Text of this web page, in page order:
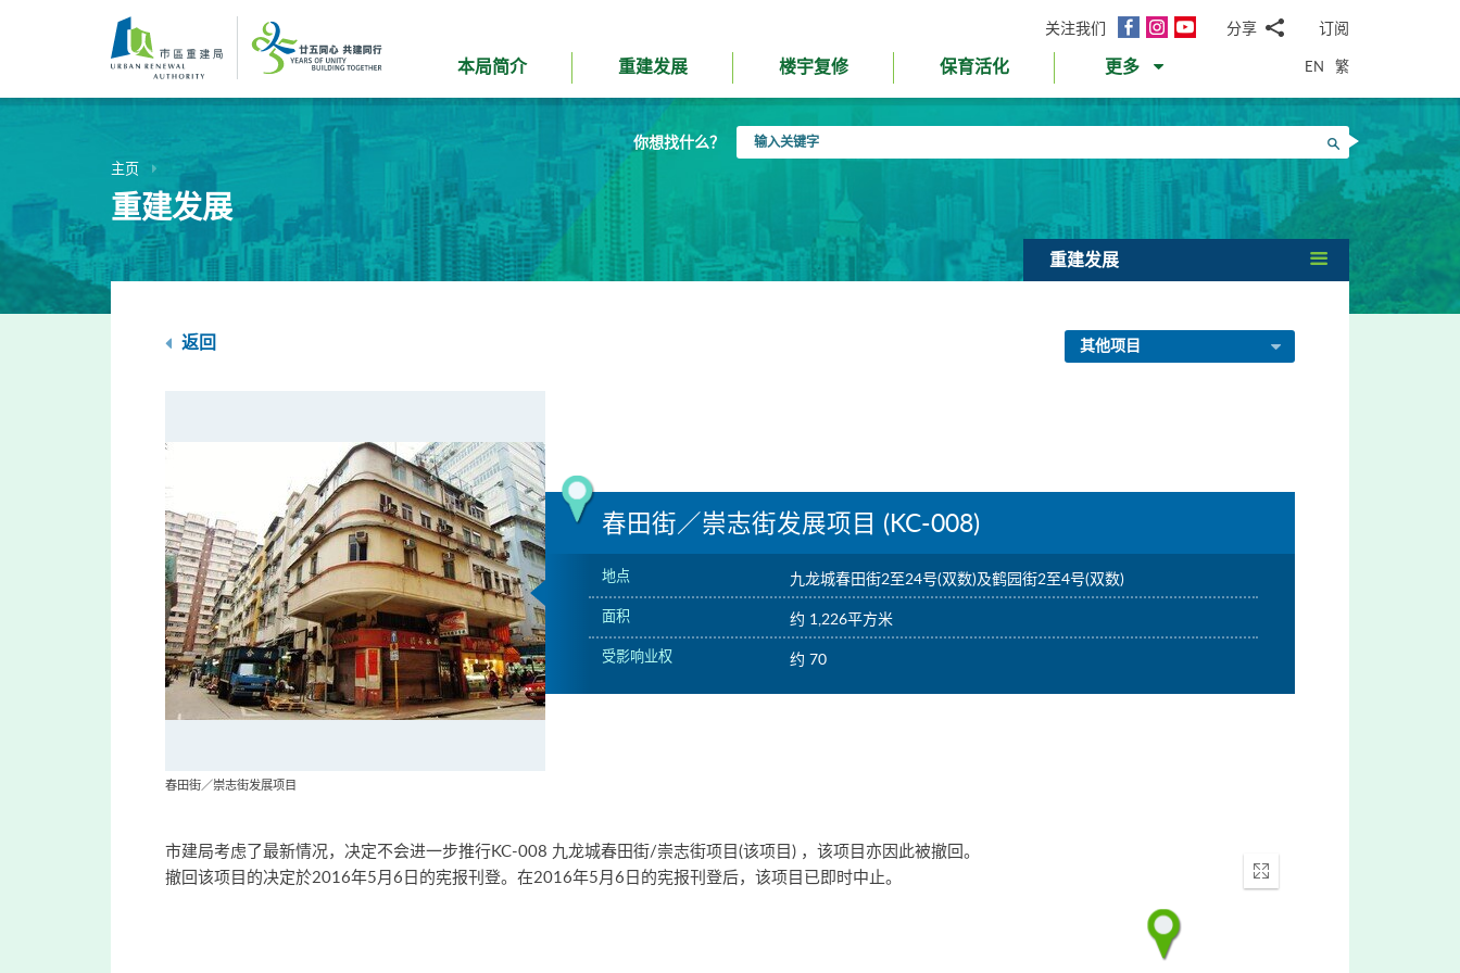
内
关注我们
面
InstagramYouTube分享
邮WhatsApp
微
信
面
书Twitter
LinkedIn
微
订阅
本局简介 重建发展 楼宇复修 保育活化 更多 EN 繁
你想找什么？
入
搜寻
主页
重建发展
重建发展
返回 其他项目
春田街／崇志街发展项目 (KC-008)
地点 九龙城春田街2至24号(双数)及鹤园街2至4号(双数)
面积 约 1,226平方米
受影响业权 约 70
春田街／崇志街发展项目
市建局考虑了最新情况，决定不会进一步推行KC-008 九龙城春田街/崇志街项目(该项目) ，该项目亦因此被撤回。
撤回该项目的决定於2016年5月6日的宪报刊登。在2016年5月6日的宪报刊登后，该项目已即时中止。
Enter
fullscreen